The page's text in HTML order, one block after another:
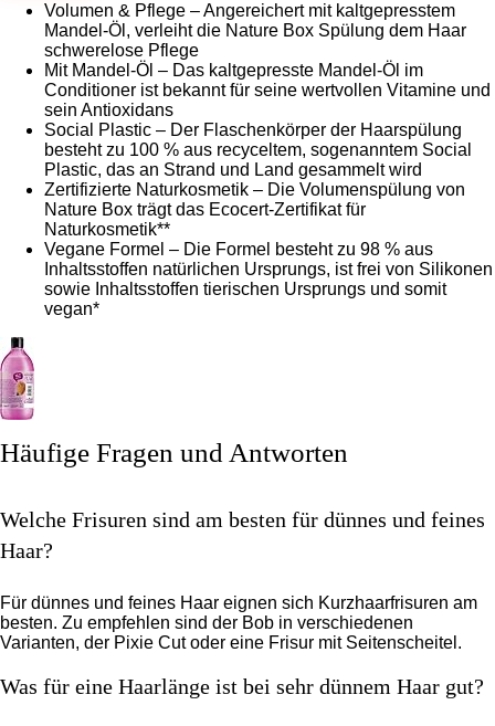
Volumen & Pflege – Angereichert mit kaltgepresstem
Mandel-Öl, verleiht die Nature Box Spülung dem Haar
schwerelose Pflege
Mit Mandel-Öl – Das kaltgepresste Mandel-Öl im
Conditioner ist bekannt für seine wertvollen Vitamine und
sein Antioxidans
Social Plastic – Der Flaschenkörper der Haarspülung
besteht zu 100 % aus recyceltem, sogenanntem Social
Plastic, das an Strand und Land gesammelt wird
Zertifizierte Naturkosmetik – Die Volumenspülung von
Nature Box trägt das Ecocert-Zertifikat für
Naturkosmetik**
Vegane Formel – Die Formel besteht zu 98 % aus
Inhaltsstoffen natürlichen Ursprungs, ist frei von Silikonen
sowie Inhaltsstoffen tierischen Ursprungs und somit
vegan*
Häufige Fragen und Antworten
Welche Frisuren sind am besten für dünnes und feines
Haar?
Für dünnes und feines Haar eignen sich Kurzhaarfrisuren am
besten. Zu empfehlen sind der Bob in verschiedenen
Varianten, der Pixie Cut oder eine Frisur mit Seitenscheitel.
Was für eine Haarlänge ist bei sehr dünnem Haar gut?